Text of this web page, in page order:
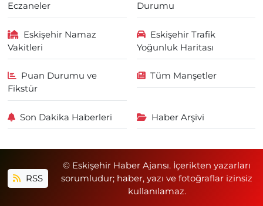
Eczaneler
Durumu
Eskişehir Namaz
Vakitleri
Eskişehir Trafik
Yoğunluk Haritası
Puan Durumu ve
Fikstür
Tüm Manşetler
Son Dakika Haberleri Haber Arşivi
RSS
© Eskişehir Haber Ajansı. İçerikten yazarları
sorumludur; haber, yazı ve fotoğraflar izinsiz
kullanılamaz.